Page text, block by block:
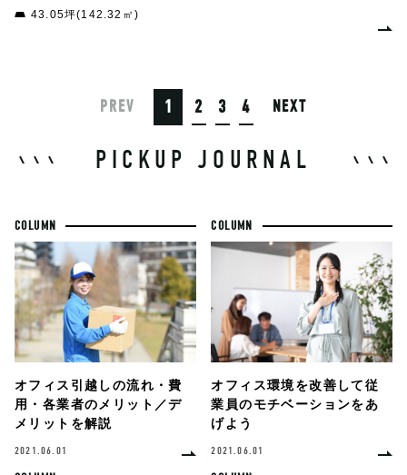
43.05坪(142.32㎡)
PREV 1 2 3 4 NEXT
PICKUP JOURNAL
COLUMN
オフィス引越しの流れ・費
用・各業者のメリット／デ
メリットを解説
2021.06.01
COLUMN
オフィス環境を改善して従
業員のモチベーションをあ
げよう
2021.06.01